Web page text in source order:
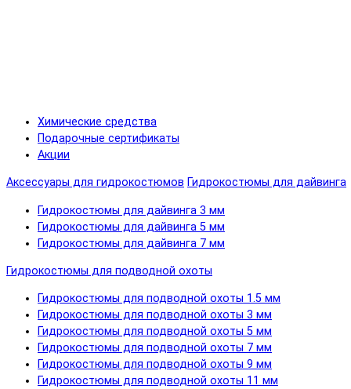
Химические средства
Подарочные сертификаты
Акции
Аксессуары для гидрокостюмов Гидрокостюмы для дайвинга
Гидрокостюмы для дайвинга 3 мм
Гидрокостюмы для дайвинга 5 мм
Гидрокостюмы для дайвинга 7 мм
Гидрокостюмы для подводной охоты
Гидрокостюмы для подводной охоты 1.5 мм
Гидрокостюмы для подводной охоты 3 мм
Гидрокостюмы для подводной охоты 5 мм
Гидрокостюмы для подводной охоты 7 мм
Гидрокостюмы для подводной охоты 9 мм
Гидрокостюмы для подводной охоты 11 мм